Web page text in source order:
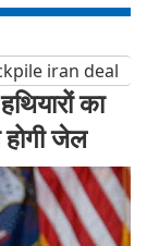
iran deal
का
जेल